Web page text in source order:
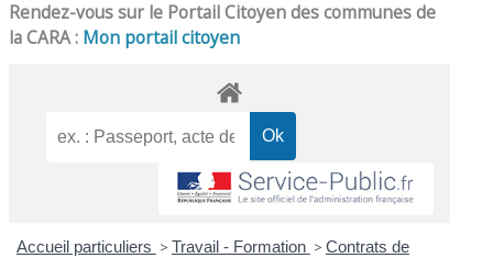
Rendez-vous sur le Portail Citoyen des communes de
la CARA : Mon portail citoyen
Accueil particuliers > Travail - Formation > Contrats de